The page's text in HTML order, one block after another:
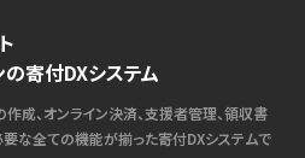
寄付DXシステム
成、オンライン決済、支援者管理、領収書
要な全ての機能が揃った寄付DXシステムで